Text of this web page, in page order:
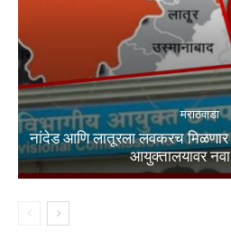
मराठवाडा
नांदेड आणि लातूरला लवकरच
आयुक्तालयावर नवा